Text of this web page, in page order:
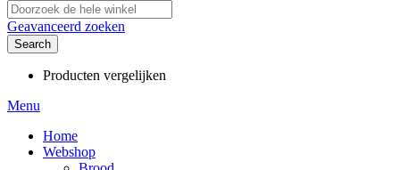
Geavanceerd zoeken
Search
Producten vergelijken
Menu
Home
Webshop